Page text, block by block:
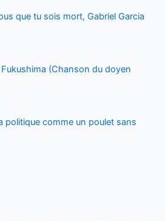
que tu sois mort, Gabriel Garcia
Fukushima (Chanson du doyen
politique comme un poulet sans